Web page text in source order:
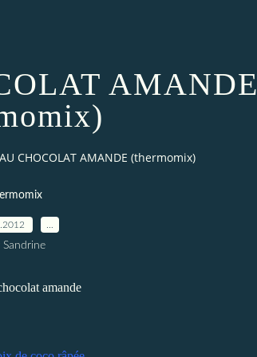
AMANDE
CHOCOLAT AMANDE (thermomix)
Sandrine